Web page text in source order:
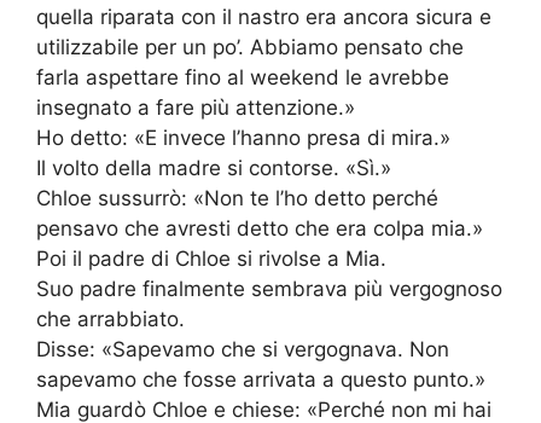
quella riparata con il nastro era ancora sicura e
utilizzabile per un po’. Abbiamo pensato che
farla aspettare fino al weekend le avrebbe
insegnato a fare più attenzione.»
Ho detto: «E invece l’hanno presa di mira.»
Il volto della madre si contorse. «Sì.»
Chloe sussurrò: «Non te l’ho detto perché
pensavo che avresti detto che era colpa mia.»
Poi il padre di Chloe si rivolse a Mia.
Suo padre finalmente sembrava più vergognoso
che arrabbiato.
Disse: «Sapevamo che si vergognava. Non
sapevamo che fosse arrivata a questo punto.»
Mia guardò Chloe e chiese: «Perché non mi hai